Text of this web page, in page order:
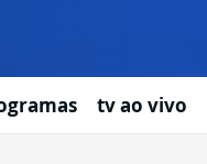
tv ao vivo